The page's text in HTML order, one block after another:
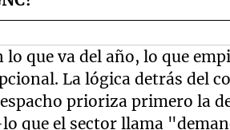
que va del año, lo que
La lógica detrás del
prioriza primero la
lo que el sector llama